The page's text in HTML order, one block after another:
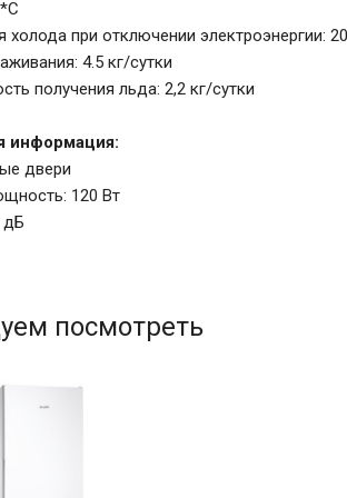
холода при отключении электроэнергии:
4.5 кг/сутки
получения льда: 2,2 кг/сутки
информация:
двери
120 Вт
дБ
посмотреть